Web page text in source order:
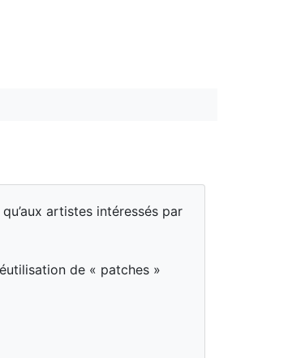
artistes intéressés par
de « patches »